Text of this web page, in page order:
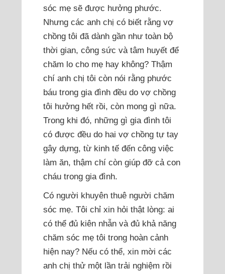
sóc mẹ sẽ được hưởng phước.
Nhưng các anh chị có biết rằng vợ
chồng tôi đã dành gần như toàn bộ
thời gian, công sức và tâm huyết để
chăm lo cho mẹ hay không? Thậm
chí anh chị tôi còn nói rằng phước
báu trong gia đình đều do vợ chồng
tôi hưởng hết rồi, còn mong gì nữa.
Trong khi đó, những gì gia đình tôi
có được đều do hai vợ chồng tự tay
gây dựng, từ kinh tế đến công việc
làm ăn, thậm chí còn giúp đỡ cả con
cháu trong gia đình.
Có người khuyên thuê người chăm
sóc mẹ. Tôi chỉ xin hỏi thật lòng: ai
có thể đủ kiên nhẫn và đủ khả năng
chăm sóc mẹ tôi trong hoàn cảnh
hiện nay? Nếu có thể, xin mời các
anh chị thử một lần trải nghiệm rồi